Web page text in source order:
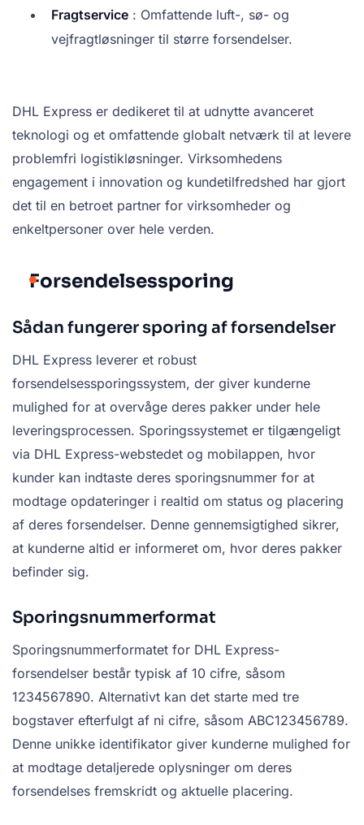
Fragtservice : Omfattende luft-, sø- og
vejfragtløsninger til større forsendelser.
DHL Express er dedikeret til at udnytte avanceret
teknologi og et omfattende globalt netværk til at levere
problemfri logistikløsninger. Virksomhedens
engagement i innovation og kundetilfredshed har gjort
det til en betroet partner for virksomheder og
enkeltpersoner over hele verden.
Forsendelsessporing
Sådan fungerer sporing af forsendelser
DHL Express leverer et robust
forsendelsessporingssystem, der giver kunderne
mulighed for at overvåge deres pakker under hele
leveringsprocessen. Sporingssystemet er tilgængeligt
via DHL Express-webstedet og mobilappen, hvor
kunder kan indtaste deres sporingsnummer for at
modtage opdateringer i realtid om status og placering
af deres forsendelser. Denne gennemsigtighed sikrer,
at kunderne altid er informeret om, hvor deres pakker
befinder sig.
Sporingsnummerformat
Sporingsnummerformatet for DHL Express-
forsendelser består typisk af 10 cifre, såsom
1234567890. Alternativt kan det starte med tre
bogstaver efterfulgt af ni cifre, såsom ABC123456789.
Denne unikke identifikator giver kunderne mulighed for
at modtage detaljerede oplysninger om deres
forsendelses fremskridt og aktuelle placering.